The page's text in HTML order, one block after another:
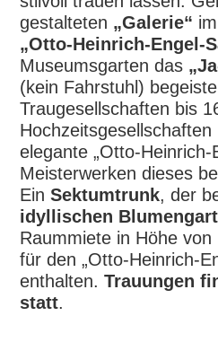
gestalteten „Galerie“
„Otto-Heinrich-Engel-
Museumsgarten das
(kein Fahrstuhl)
Traugesellschaften bis
elegante „Otto-
Meisterwerken dieses
Ein Sektumtrunk, der
idyllischen
Raummiete in Höhe
für den „Otto-Heinrich-
enthalten. Trauungen
statt.